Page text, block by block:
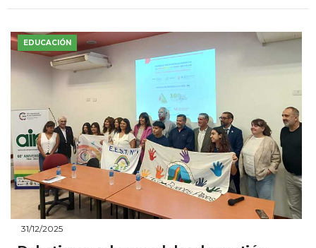
EDUCACIÓN
31/12/2025